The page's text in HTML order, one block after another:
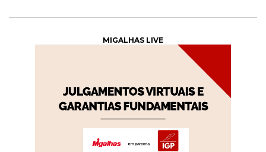
MIGALHAS LIVE